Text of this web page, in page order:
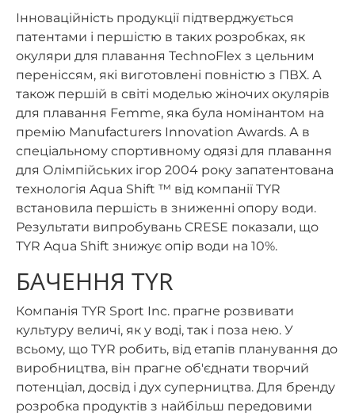
Інноваційність продукції підтверджується
патентами і першістю в таких розробках, як
окуляри для плавання TechnoFlex з цельним
переніссям, які виготовлені повністю з ПВХ. А
також першій в світі моделью жіночих окулярів
для плавання Femme, яка була номінантом на
премію Manufacturers Innovation Awards. А в
спеціальному спортивному одязі для плавання
для Олімпійських ігор 2004 року запатентована
технологія Aqua Shift ™ від компанії TYR
встановила першість в зниженні опору води.
Результати випробувань CRESE показали, що
TYR Aqua Shift знижує опір води на 10%.
БАЧЕННЯ TYR
Компанія TYR Sport Inc. прагне розвивати
культуру величі, як у воді, так і поза нею. У
всьому, що TYR робить, від етапів планування до
виробництва, він прагне об'єднати творчий
потенціал, досвід і дух суперництва. Для бренду
розробка продуктів з найбільш передовими